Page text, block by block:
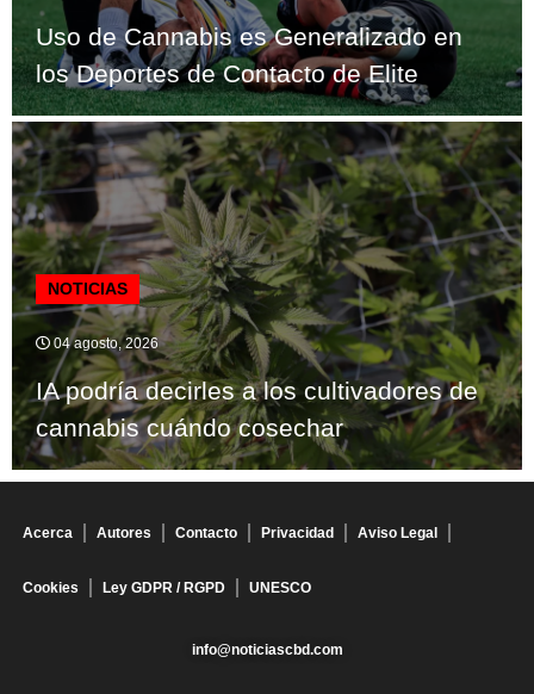
Uso de Cannabis es Generalizado en
los Deportes de Contacto de Elite
NOTICIAS
04 agosto, 2026
IA podría decirles a los cultivadores de
cannabis cuándo cosechar
Acerca Autores Contacto Privacidad Aviso Legal
Cookies Ley GDPR / RGPD UNESCO
info@noticiascbd.com